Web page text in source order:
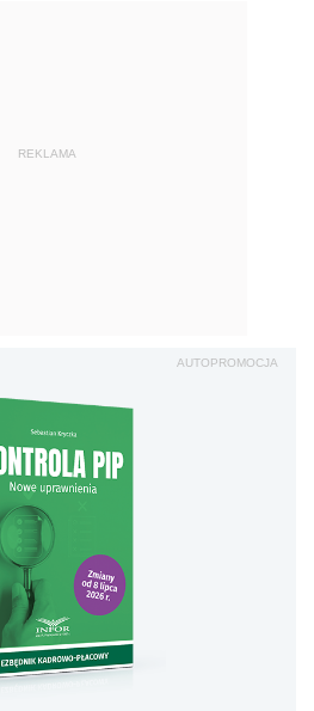
REKLAMA
AUTOPROMOCJA